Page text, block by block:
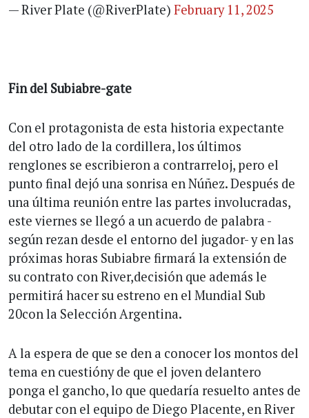
— River Plate (@RiverPlate) February 11, 2025
Fin del Subiabre-gate
Con el protagonista de esta historia expectante
del otro lado de la cordillera, los últimos
renglones se escribieron a contrarreloj, pero el
punto final dejó una sonrisa en Núñez. Después de
una última reunión entre las partes involucradas,
este viernes se llegó a un acuerdo de palabra -
según rezan desde el entorno del jugador- y en las
próximas horas Subiabre firmará la extensión de
su contrato con River,decisión que además le
permitirá hacer su estreno en el Mundial Sub
20con la Selección Argentina.
A la espera de que se den a conocer los montos del
tema en cuestióny de que el joven delantero
ponga el gancho, lo que quedaría resuelto antes de
debutar con el equipo de Diego Placente, en River